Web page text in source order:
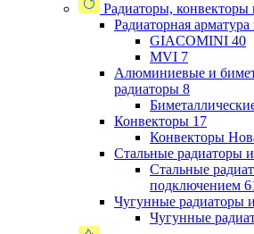
Радиаторы,
Радиаторная
GIACOMINI 40
MVI 7
Алюминиевые и
радиаторы 8
Конвекторы 17
Конвекторы
Стальные радиаторы
Стальные
подключением
Чугунные радиаторы
Чугунные